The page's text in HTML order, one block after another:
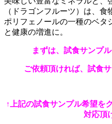
（ドラゴンフルーツ）は、食
ポリフェノールの一種のベタ
と健康の増進に。
まずは、試食サンプ
ご依頼頂ければ、試食
↑ 上記の試食サンプル希望を
対応頂